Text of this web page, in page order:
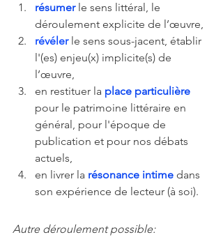
résumer le sens littéral, le
déroulement explicite de l’œuvre,
révéler le sens sous-jacent, établir
l'(es) enjeu(x) implicite(s) de
l’œuvre,
en restituer la place particulière
pour le patrimoine littéraire en
général, pour l'époque de
publication et pour nos débats
actuels,
en livrer la résonance intime dans
son expérience de lecteur (à soi).
Autre déroulement possible: